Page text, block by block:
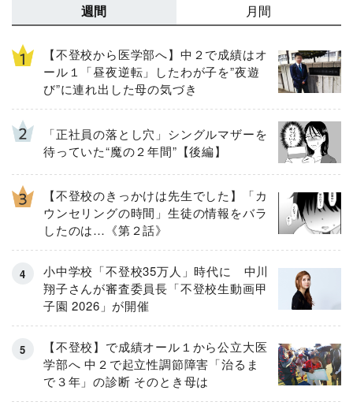
週間 月間
【不登校から医学部へ】中２で成績はオ
ール１「昼夜逆転」したわが子を”夜遊
び”に連れ出した母の気づき
「正社員の落とし穴」シングルマザーを
待っていた“魔の２年間”【後編】
【不登校のきっかけは先生でした】「カ
ウンセリングの時間」生徒の情報をバラ
したのは…《第２話》
小中学校「不登校35万人」時代に 中川
翔子さんが審査委員長「不登校生動画甲
子園 2026」が開催
【不登校】で成績オール１から公立大医
学部へ 中２で起立性調節障害「治るま
で３年」の診断 そのとき母は